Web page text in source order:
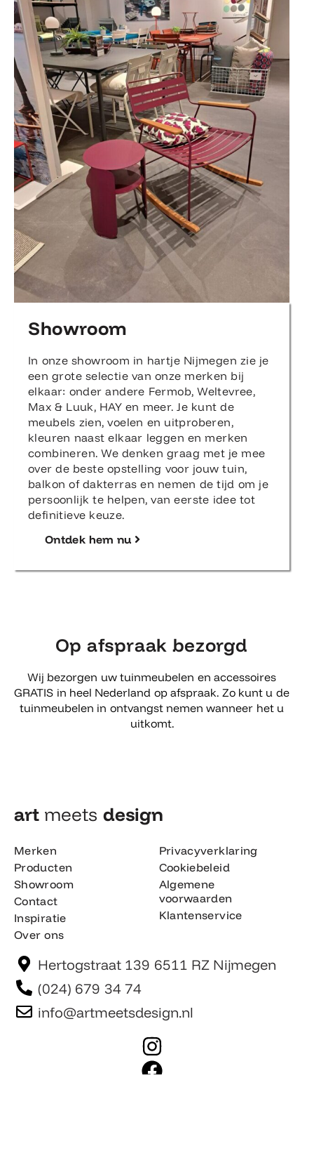
Showroom
In onze showroom in hartje Nijmegen zie je
een grote selectie van onze merken bij
elkaar: onder andere Fermob, Weltevree,
Max & Luuk, HAY en meer. Je kunt de
meubels zien, voelen en uitproberen,
kleuren naast elkaar leggen en merken
combineren. We denken graag met je mee
over de beste opstelling voor jouw tuin,
balkon of dakterras en nemen de tijd om je
persoonlijk te helpen, van eerste idee tot
definitieve keuze.
Ontdek hem nu
Op afspraak bezorgd
Wij bezorgen uw tuinmeubelen en accessoires
GRATIS in heel Nederland op afspraak. Zo kunt u de
tuinmeubelen in ontvangst nemen wanneer het u
uitkomt.
art meets design​
Merken
Producten
Showroom
Contact
Inspiratie
Over ons
Privacyverklaring
Cookiebeleid
Algemene
voorwaarden
Klantenservice
Hertogstraat 139 6511 RZ Nijmegen
(024) 679 34 74
info@artmeetsdesign.nl
I
n
F